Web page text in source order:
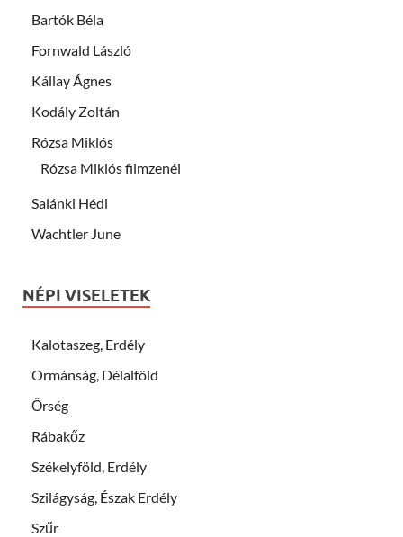
Bartók Béla
Fornwald László
Kállay Ágnes
Kodály Zoltán
Rózsa Miklós
Rózsa Miklós filmzenéi
Salánki Hédi
Wachtler June
NÉPI VISELETEK
Kalotaszeg, Erdély
Ormánság, Délalföld
Őrség
Rábakőz
Székelyföld, Erdély
Szilágyság, Észak Erdély
Szűr